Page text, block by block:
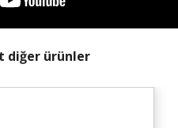
diğer ürünler